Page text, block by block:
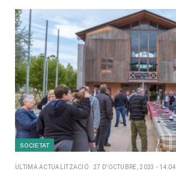
SOCIETAT
ULTIMA ACTUALITZACIÓ 27 D'OCTUBRE, 2023 - 14:04